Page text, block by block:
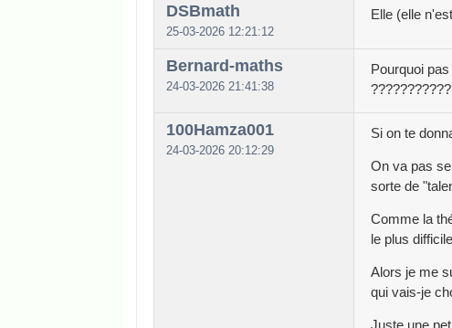
DSBmath
25-03-2026 12:21:12
Elle (elle
Bernard-maths
24-03-2026 21:41:38
Pourquoi
100Hamza001
24-03-2026 20:12:29
Si on te
On va pas
sorte de
Comme la
le plus
Alors je me
qui vais-je